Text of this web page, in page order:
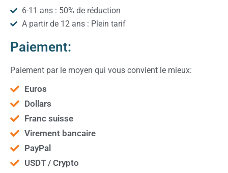
6-11 ans : 50% de réduction
A partir de 12 ans : Plein tarif
Paiement:
Paiement par le moyen qui vous convient le mieux:
Euros
Dollars
Franc suisse
Virement bancaire
PayPal
USDT / Crypto